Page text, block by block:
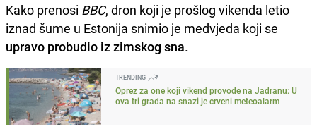
Kako prenosi BBC, dron koji je prošlog vikenda letio
iznad šume u Estonija snimio je medvjeda koji se
upravo probudio iz zimskog sna.
TRENDING
Oprez za one koji vikend provode na Jadranu: U
ova tri grada na snazi je crveni meteoalarm